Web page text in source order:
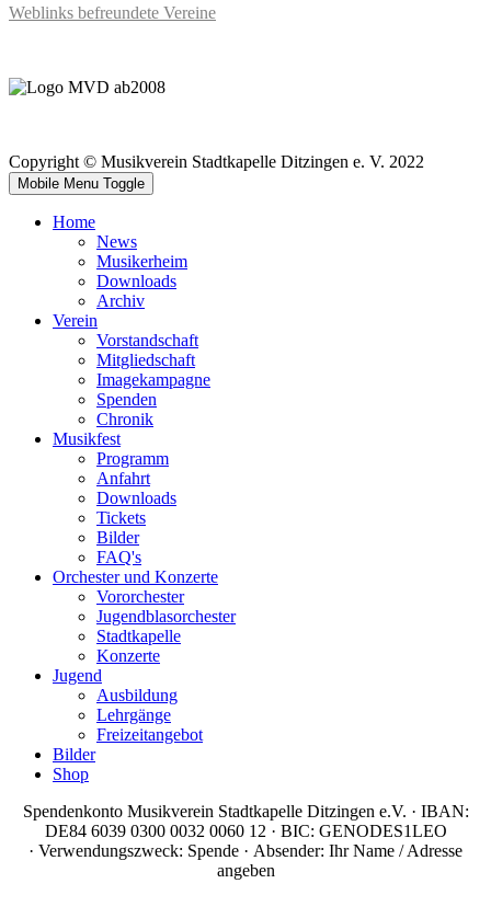
Weblinks befreundete Vereine
Copyright © Musikverein Stadtkapelle Ditzingen e. V. 2022
Mobile Menu Toggle
Home
News
Musikerheim
Downloads
Archiv
Verein
Vorstandschaft
Mitgliedschaft
Imagekampagne
Spenden
Chronik
Musikfest
Programm
Anfahrt
Downloads
Tickets
Bilder
FAQ's
Orchester und Konzerte
Vororchester
Jugendblasorchester
Stadtkapelle
Konzerte
Jugend
Ausbildung
Lehrgänge
Freizeitangebot
Bilder
Shop
Spendenkonto Musikverein Stadtkapelle Ditzingen e.V. · IBAN:
DE84 6039 0300 0032 0060 12 · BIC: GENODES1LEO
· Verwendungszweck: Spende · Absender: Ihr Name / Adresse
angeben